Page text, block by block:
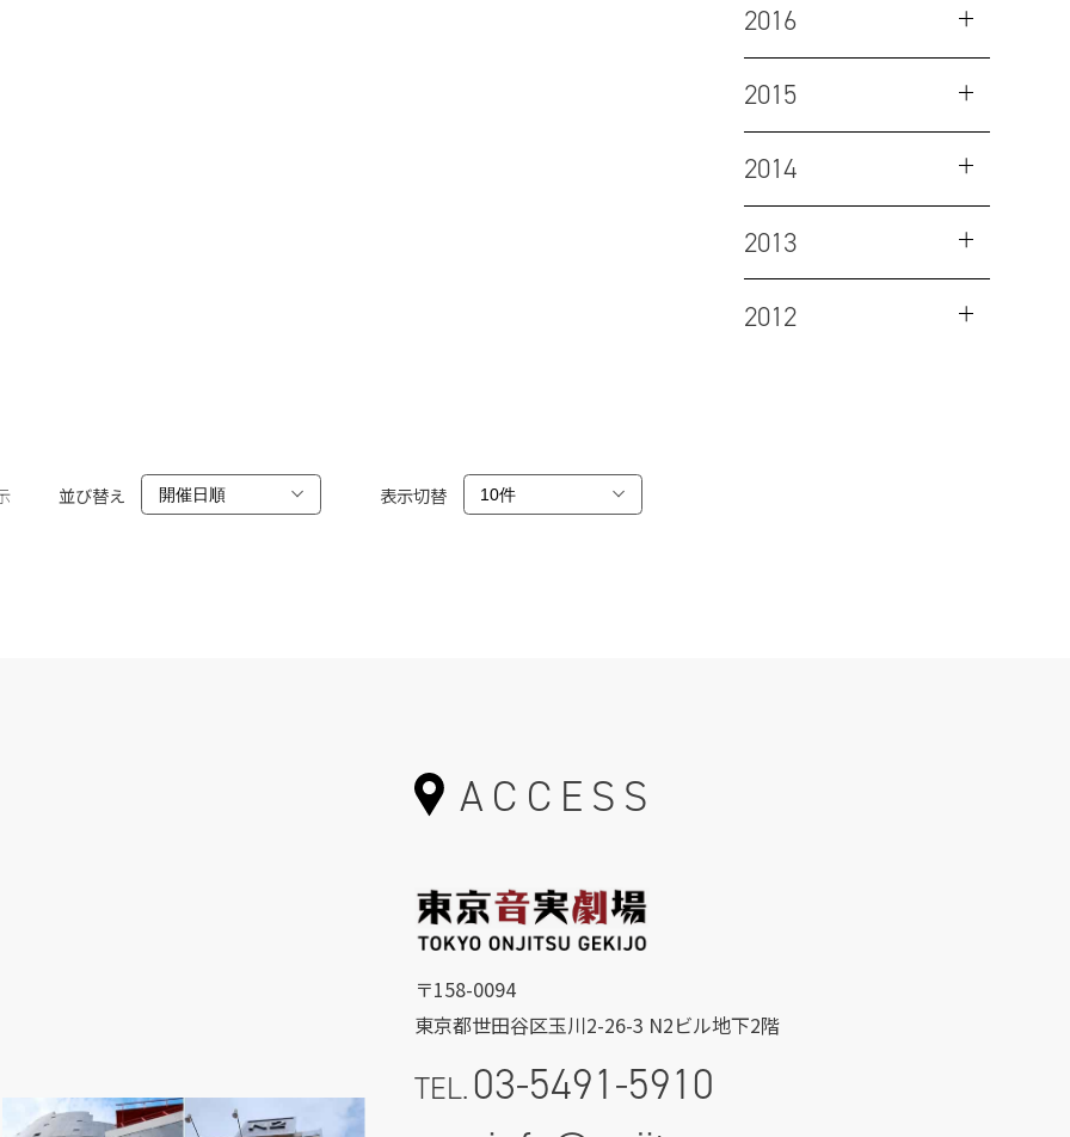
2016
2015
2014
2013
2012
並び替え 表示切替
ACCESS
〒158-0094
東京都世田谷区玉川2-26-3 N2ビル地下2階
TEL.03-5491-5910